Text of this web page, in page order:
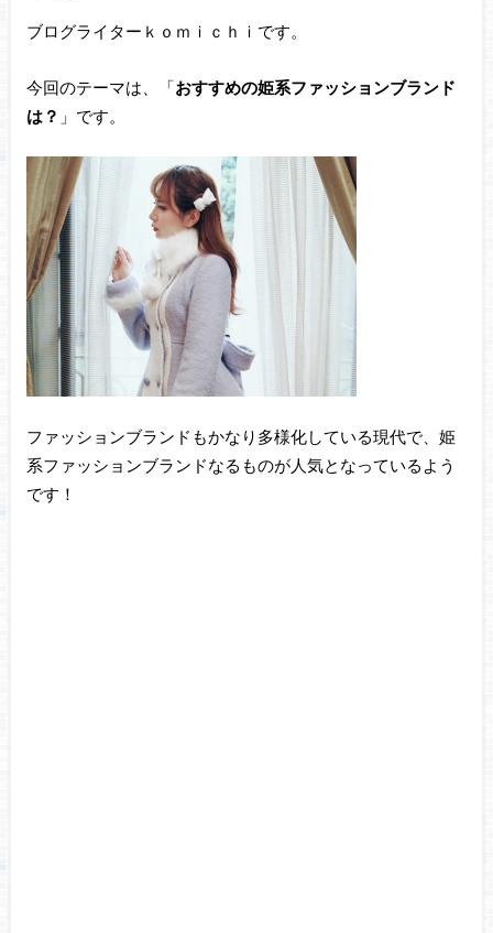
ブログライターｋｏｍｉｃｈｉです。
今回のテーマは、「おすすめの姫系ファッションブランド
は？ 」です。
ファッションブランドもかなり多様化している現代で、姫
系ファッションブランドなるものが人気となっているよう
です！